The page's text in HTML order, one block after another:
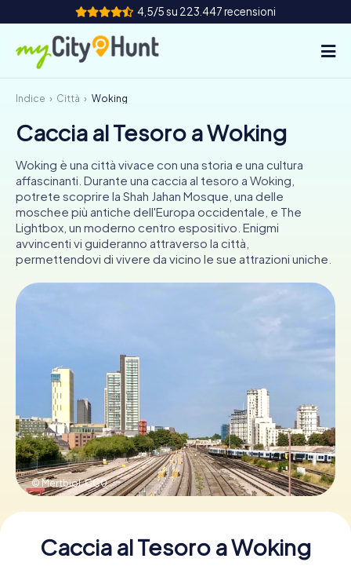
4,5/5 su 223.447 recensioni
Come funziona
Città
Tour
Team Building
Biglietti
INT AT CH
DE
Prenota Biglietti
Acquista i Voucher
Indice Città Woking
Caccia al Tesoro a Woking
Woking è una città vivace con una storia e una cultura
affascinanti. Durante una caccia al tesoro a Woking,
potrete scoprire la Shah Jahan Mosque, una delle
moschee più antiche dell'Europa occidentale, e The
Lightbox, un moderno centro espositivo. Enigmi
avvincenti vi guideranno attraverso la città,
permettendovi di vivere da vicino le sue attrazioni uniche.
© Mertbiol,CC0
Caccia al Tesoro a Woking